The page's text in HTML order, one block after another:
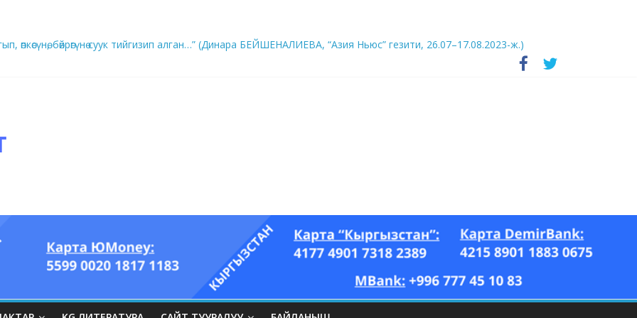
өпкөсүнө, бөйрөгүнө суук тийгизип алган…” (Динара БЕЙШЕНАЛИЕВА, “Азия Ньюс” гезити, 26.07–17.08.2023-ж.)
он үч акындын котормосунда